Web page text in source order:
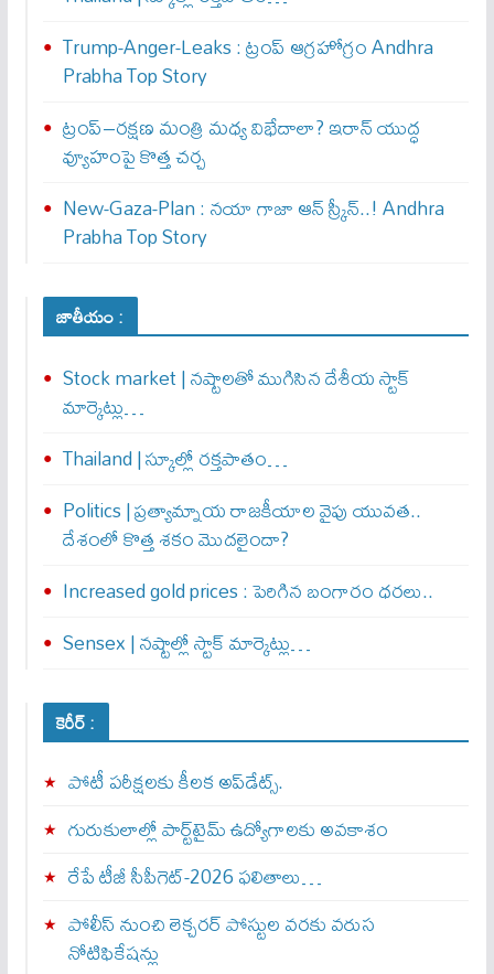
Trump-Anger-Leaks : ట్రంప్ ఆగ్ర‌హోగ్రం Andhra
Prabha Top Story
ట్రంప్–రక్షణ మంత్రి మధ్య విభేదాలా? ఇరాన్ యుద్ధ
వ్యూహంపై కొత్త చర్చ
New-Gaza-Plan : న‌యా గాజా ఆన్ స్క్రీన్‌..! Andhra
Prabha Top Story
జాతీయం :
Stock market | నష్టాలతో ముగిసిన దేశీయ స్టాక్
మార్కెట్లు…
Thailand | స్కూల్లో రక్తపాతం…
Politics | ప్రత్యామ్నాయ రాజకీయాల వైపు యువత..
దేశంలో కొత్త శకం మొదలైందా?
Increased gold prices : పెరిగిన బంగారం ధరలు..
Sensex | నష్టాల్లో స్టాక్ మార్కెట్లు…
కెరీర్ :
పోటీ పరీక్షలకు కీలక అప్‌డేట్స్.
గురుకులాల్లో పార్ట్‌టైమ్ ఉద్యోగాలకు అవకాశం
రేపే టీజీ సీపీగెట్‌-2026 ఫలితాలు…
పోలీస్ నుంచి లెక్చరర్ పోస్టుల వరకు వరుస
నోటిఫికేషన్లు